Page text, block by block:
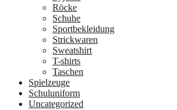
Röcke
Schuhe
Sportbekleidung
Strickwaren
Sweatshirt
T-shirts
Taschen
Spielzeuge
Schuluniform
Uncategorized